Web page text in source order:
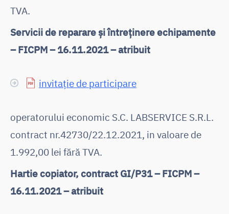
TVA.
Servicii de reparare și întreținere echipamente
– FICPM – 16.11.2021 – atribuit
invitație de participare
operatorului economic S.C. LABSERVICE S.R.L.
contract nr.42730/22.12.2021, in valoare de
1.992,00 lei fără TVA.
Hartie copiator, contract GI/P31 – FICPM –
16.11.2021 – atribuit